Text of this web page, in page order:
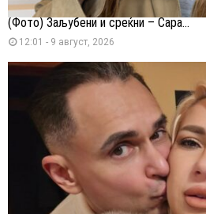
(Фото) Заљубени и среќни – Сара...
12:01 - 9 август, 2026